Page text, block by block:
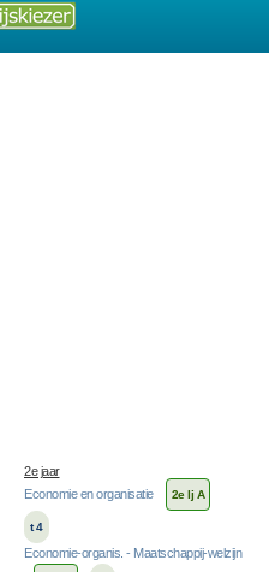
2e jaar
Economie en organisatie 2e lj A
t 4
Economie-organis. - Maatschappij-welzijn